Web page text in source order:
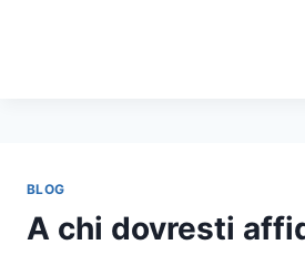
BLOG
A chi dovresti